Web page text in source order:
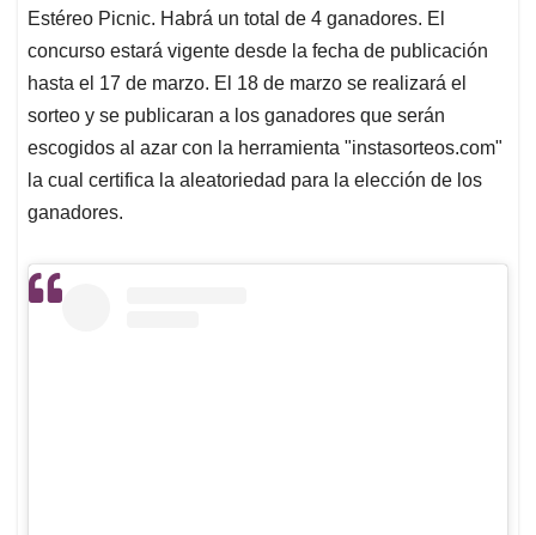
Estéreo Picnic. Habrá un total de 4 ganadores. El
concurso estará vigente desde la fecha de publicación
hasta el 17 de marzo. El 18 de marzo se realizará el
sorteo y se publicaran a los ganadores que serán
escogidos al azar con la herramienta "instasorteos.com"
la cual certifica la aleatoriedad para la elección de los
ganadores.